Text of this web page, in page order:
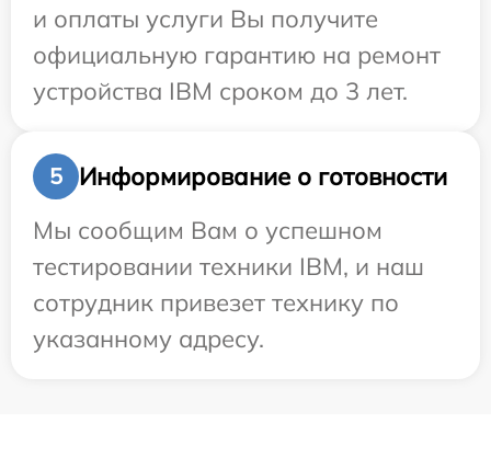
и оплаты услуги Вы получите
официальную гарантию на ремонт
устройства IBM сроком до 3 лет.
5
Информирование о готовности
Мы сообщим Вам о успешном
тестировании техники IBM, и наш
сотрудник привезет технику по
указанному адресу.